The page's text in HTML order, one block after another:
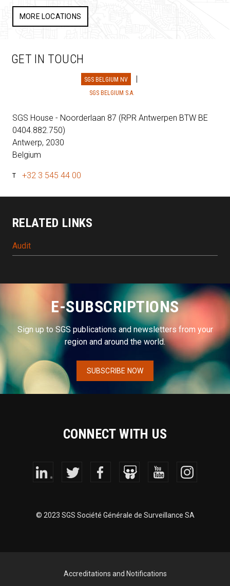
MORE LOCATIONS
GET IN TOUCH
SGS BELGIUM NV
SGS BELGIUM S.A.
SGS House - Noorderlaan 87 (RPR Antwerpen BTW BE
0404.882.750)
Antwerp, 2030
Belgium
T +32 3 545 44 00
RELATED LINKS
Audit
E-SUBSCRIPTIONS
Sign up to SGS publications and newsletters from your
region and around the world.
SUBSCRIBE NOW
CONNECT WITH US
© 2023 SGS Société Générale de Surveillance SA
Accreditations and Notifications